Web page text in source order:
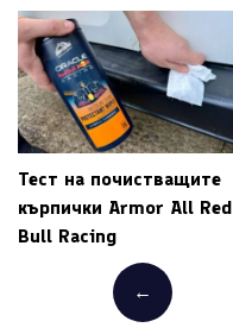
Тест на почистващите
кърпички Armor All Red
Bull Racing
←